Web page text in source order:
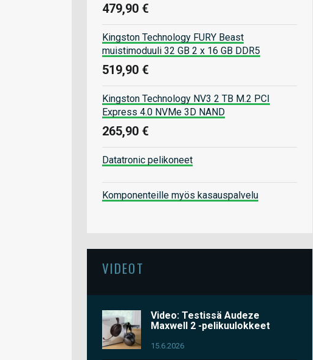
479,90 €
Kingston Technology FURY Beast
muistimoduuli 32 GB 2 x 16 GB DDR5
519,90 €
Kingston Technology NV3 2 TB M.2 PCI
Express 4.0 NVMe 3D NAND
265,90 €
Datatronic pelikoneet
Komponenteille myös kasauspalvelu
VIDEOT
Video: Testissä Audeze
Maxwell 2 -pelikuulokkeet
15.6.2026